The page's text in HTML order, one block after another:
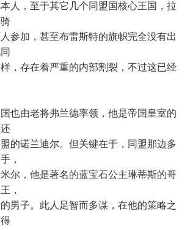
人，至于其它几个同盟国核心王国，拉
参加，甚至布雷斯特的旗帜完全没有出
，存在着严重的内部割裂，不过这已经
由老将弗兰德率领，他是帝国皇室的
的诺兰迪尔。但关键在于，同盟那边多
，
尔，他是著名的蓝宝石公主琳蒂斯的哥
，
男子。此人足智而多谋，在他的策略之